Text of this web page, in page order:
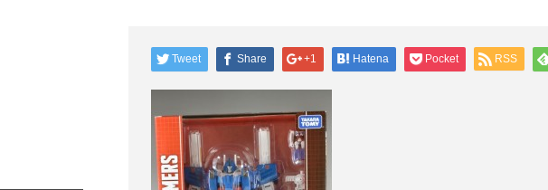
Tweet Share +1 Hatena Pocket RSS